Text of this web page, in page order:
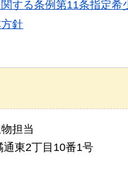
する条例第11条指定希
針
担当
東2丁目10番1号